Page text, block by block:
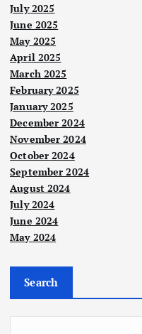
July 2025
June 2025
May 2025
April 2025
March 2025
February 2025
January 2025
December 2024
November 2024
October 2024
September 2024
August 2024
July 2024
June 2024
May 2024
Search
Nege
ri
Sab
ah
s
pen
perl
u